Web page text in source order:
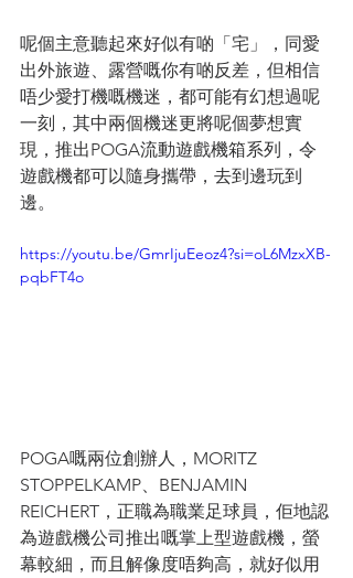
呢個主意聽起來好似有啲「宅」，同愛
出外旅遊、露營嘅你有啲反差，但相信
唔少愛打機嘅機迷，都可能有幻想過呢
一刻，其中兩個機迷更將呢個夢想實
現，推出POGA流動遊戲機箱系列，令
遊戲機都可以隨身攜帶，去到邊玩到
邊。
https://youtu.be/GmrIjuEeoz4?si=oL6MzxXB-
pqbFT4o
POGA嘅兩位創辦人，MORITZ
STOPPELKAMP、BENJAMIN
REICHERT，正職為職業足球員，佢地認
為遊戲機公司推出嘅掌上型遊戲機，螢
幕較細，而且解像度唔夠高，就好似用